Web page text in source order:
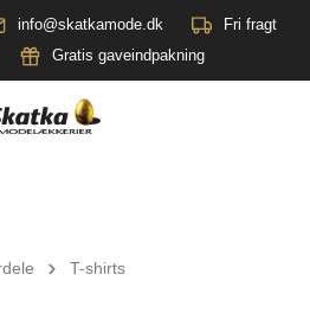
info@skatkamode.dk
Fri fragt
Gratis gaveindpakning
T-shirts